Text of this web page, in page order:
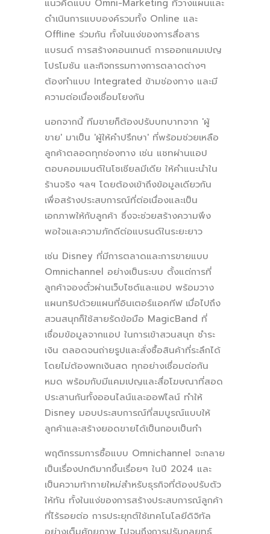
แนวคิดแบบ Omni-Marketing ที่วางแผนและ
ดำเนินการแบบองค์รวมทั้ง Online และ
Offline ร่วมกัน ทั้งในแง่ของการสื่อสาร
แบรนด์ การสร้างคอนเทนต์ การออกแคมเปญ
โปรโมชัน และกิจกรรมทางการตลาดต่างๆ
ต้องทำแบบ Integrated ข้ามช่องทาง และมี
ความต่อเนื่องเชื่อมโยงกัน
นอกจากนี้ ทีมขายก็ต้องปรับบทบาทจาก 'ผู้
ขาย' มาเป็น 'ผู้ให้คำปรึกษา' ที่พร้อมช่วยเหลือ
ลูกค้าตลอดทุกช่องทาง เช่น แชทผ่านแอป
ตอบคอมเมนต์ในโซเชียลมีเดีย ให้คำแนะนำใน
ร้านจริง ฯลฯ โดยต้องเข้าถึงข้อมูลเดียวกัน
เพื่อสร้างประสบการณ์ที่ต่อเนื่องและเป็น
เอกภาพให้กับลูกค้า ซึ่งจะช่วยสร้างความพึง
พอใจและความภักดีต่อแบรนด์ในระยะยาว
เช่น Disney ที่มีการตลาดและการขายแบบ
Omnichannel อย่างเป็นระบบ ตั้งแต่การที่
ลูกค้าจองตั๋วผ่านเว็บไซต์และแอป พร้อมวาง
แผนทริปด้วยแผนที่อินเตอร์แอคทีฟ เมื่อไปถึง
สวนสนุกก็ใช้สายรัดข้อมือ MagicBand ที่
เชื่อมข้อมูลจากแอป ในการเข้าสวนสนุก ชำระ
เงิน ตลอดจนถ่ายรูปและสั่งซื้อสินค้าที่ระลึกได้
โดยไม่ต้องพกเงินสด ทุกอย่างเชื่อมต่อกัน
หมด พร้อมกับมีแคมเปญและสื่อโฆษณาที่สอด
ประสานกันทั้งออนไลน์และออฟไลน์ ทำให้
Disney มอบประสบการณ์ที่สมบูรณ์แบบให้
ลูกค้าและสร้างยอดขายได้เป็นกอบเป็นกำ
พฤติกรรมการซื้อแบบ Omnichannel จะกลาย
เป็นเรื่องปกติมากขึ้นเรื่อยๆ ในปี 2024 และ
เป็นความท้าทายใหม่สำหรับธุรกิจที่ต้องปรับตัว
ให้ทัน ทั้งในแง่ของการสร้างประสบการณ์ลูกค้า
ที่ไร้รอยต่อ การประยุกต์ใช้เทคโนโลยีดิจิทัล